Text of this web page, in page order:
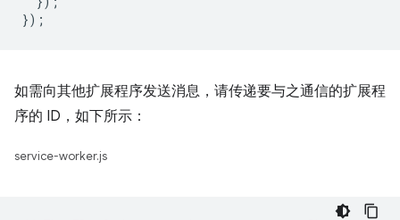
});
如需向其他扩展程序发送消息，请传递要与之通信的扩展程
序的 ID，如下所示：
service-worker.js